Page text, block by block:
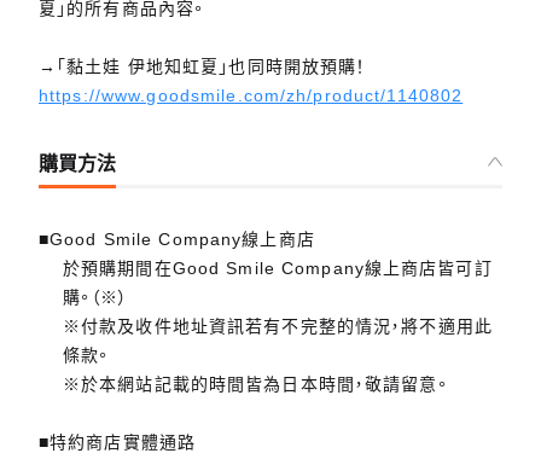
夏」的所有商品內容。
→「黏土娃 伊地知虹夏」也同時開放預購！
https://www.goodsmile.com/zh/product/1140802
購買方法
■Good Smile Company線上商店
於預購期間在Good Smile Company線上商店皆可訂
購。（※）
※付款及收件地址資訊若有不完整的情況，將不適用此
條款。
※於本網站記載的時間皆為日本時間，敬請留意。
■特約商店實體通路